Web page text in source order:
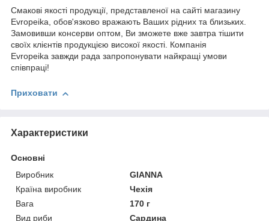
Смакові якості продукції, представленої на сайті магазину
Evropeika, обов'язково вражають Ваших рідних та близьких.
Замовивши консерви оптом, Ви зможете вже завтра тішити
своїх клієнтів продукцією високої якості. Компанія
Evropeika завжди рада запропонувати найкращі умови
співпраці!
Приховати
Характеристики
Основні
Виробник
GIANNA
Країна виробник
Чехія
Вага
170 г
Вид риби
Сардина